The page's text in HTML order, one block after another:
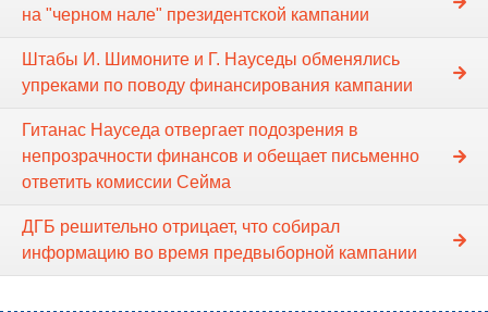
на "черном нале" президентской кампании
Штабы И. Шимоните и Г. Науседы обменялись
упреками по поводу финансирования кампании
Гитанас Науседа отвергает подозрения в
непрозрачности финансов и обещает письменно
ответить комиссии Сейма
ДГБ решительно отрицает, что собирал
информацию во время предвыборной кампании